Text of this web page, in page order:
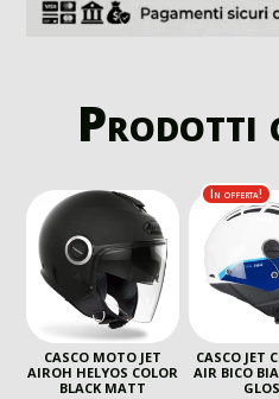
Prodotti
CASCO MOTO JET
AIROH HELYOS COLOR
BLACK MATT
In offerta!
CASCO JET
AIR BICO